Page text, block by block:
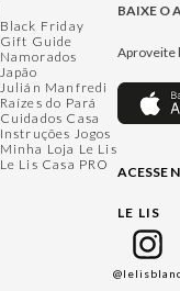
Black Friday
Gift Guide
Namorados
Japão
Julián Manfredi
Raízes do Pará
Cuidados Casa
Instruções Jogos
Minha Loja Le Lis
Le Lis Casa PRO
BAIXE O
Aproveite
ACESSE
LE LIS
@lelisblanc